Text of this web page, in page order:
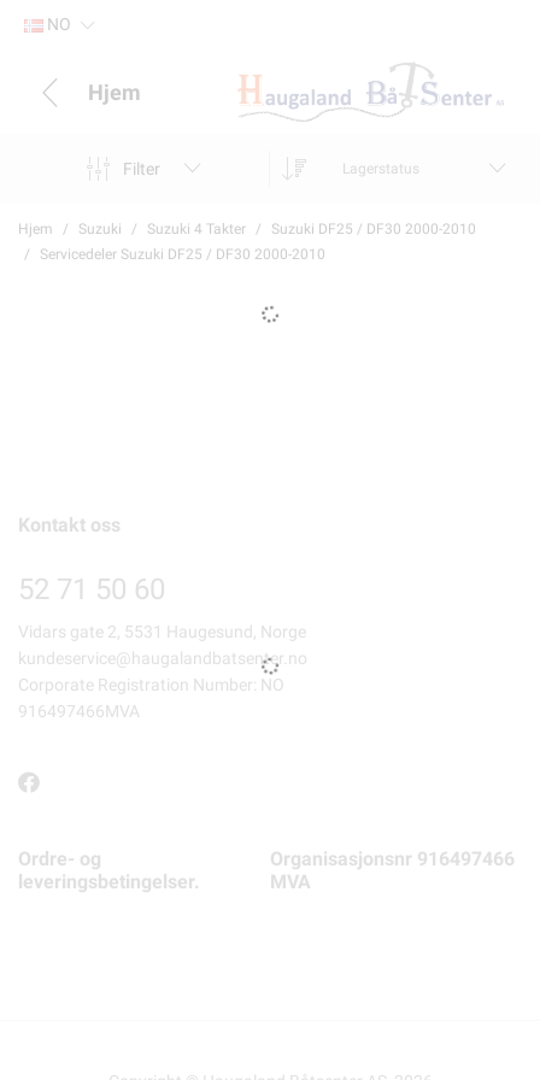
NO
Hjem
Filter Lagerstatus
Hjem Suzuki Suzuki 4 Takter
Suzuki DF25 / DF30 2000-2010
Servicedeler Suzuki DF25 / DF30 2000-2010
Kontakt oss
52 71 50 60
Vidars gate 2, 5531 Haugesund, Norge
kundeservice@haugalandbatsenter.no
Corporate Registration Number: NO
916497466MVA
Ordre- og
leveringsbetingelser.
Organisasjonsnr 916497466
MVA